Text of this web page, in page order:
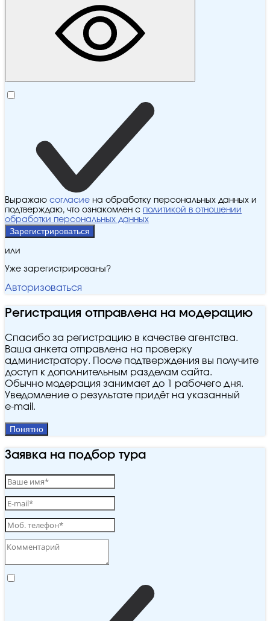
Выражаю согласие на обработку персональных данных и
подтверждаю, что ознакомлен с политикой в отношении
обработки персональных данных
Зарегистрироваться
или
Уже зарегистрированы?
Авторизоваться
Регистрация отправлена на модерацию
Спасибо за регистрацию в качестве агентства.
Ваша анкета отправлена на проверку
администратору. После подтверждения вы получите
доступ к дополнительным разделам сайта.
Обычно модерация занимает до 1 рабочего дня.
Уведомление о результате придёт на указанный
e‑mail.
Понятно
Заявка на подбор тура